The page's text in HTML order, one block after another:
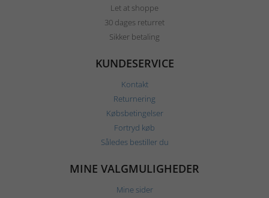
Let at shoppe
30 dages returret
Sikker betaling
KUNDESERVICE
Kontakt
Returnering
Købsbetingelser
Fortryd køb
Således bestiller du
MINE VALGMULIGHEDER
Mine sider